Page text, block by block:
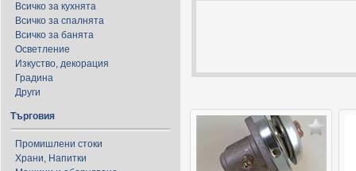
Всичко за кухнята
Всичко за спалнята
Всичко за банята
Осветление
Изкуство, декорация
Градина
Други
Търговия
Промишлени стоки
Храни, Напитки